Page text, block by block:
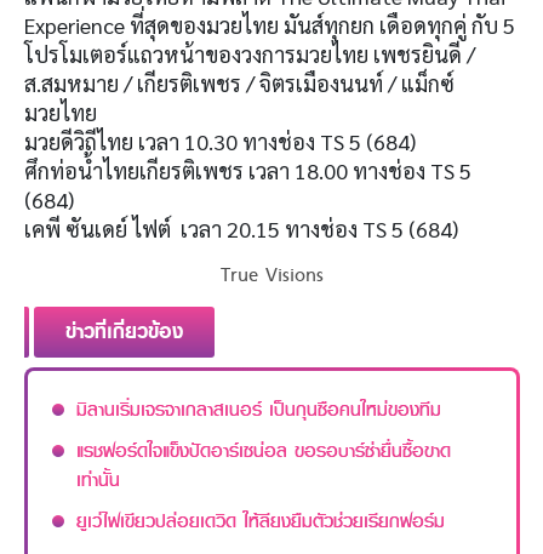
Experience ที่สุดของมวยไทย มันส์ทุกยก เดือดทุกคู่ กับ 5
โปรโมเตอร์แถวหน้าของวงการมวยไทย เพชรยินดี /
ส.สมหมาย / เกียรติเพชร / จิตรเมืองนนท์ / แม็กซ์
มวยไทย
มวยดีวิถีไทย เวลา 10.30 ทางช่อง TS 5 (684)
ศึกท่อน้ำไทยเกียรติเพชร เวลา 18.00 ทางช่อง TS 5
(684)
เคพี ซันเดย์ ไฟต์ เวลา 20.15 ทางช่อง TS 5 (684)
True Visions
ข่าวที่เกี่ยวข้อง
มิลานเริ่มเจรจาเกลาสเนอร์ เป็นกุนซือคนใหม่ของทีม
แรชฟอร์ดใจแข็งปัดอาร์เซน่อล ขอรอบาร์ซ่ายื่นซื้อขาด
เท่านั้น
ยูเว่ไฟเขียวปล่อยเดวิด ให้ลียงยืมตัวช่วยเรียกฟอร์ม